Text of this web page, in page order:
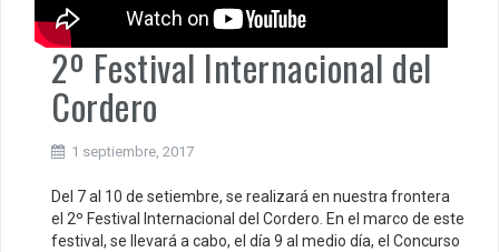
2º Festival Internacional del
Cordero
1 septiembre, 2017
Del 7 al 10 de setiembre, se realizará en nuestra frontera
el 2º Festival Internacional del Cordero. En el marco de este
festival, se llevará a cabo, el día 9 al medio día, el Concurso